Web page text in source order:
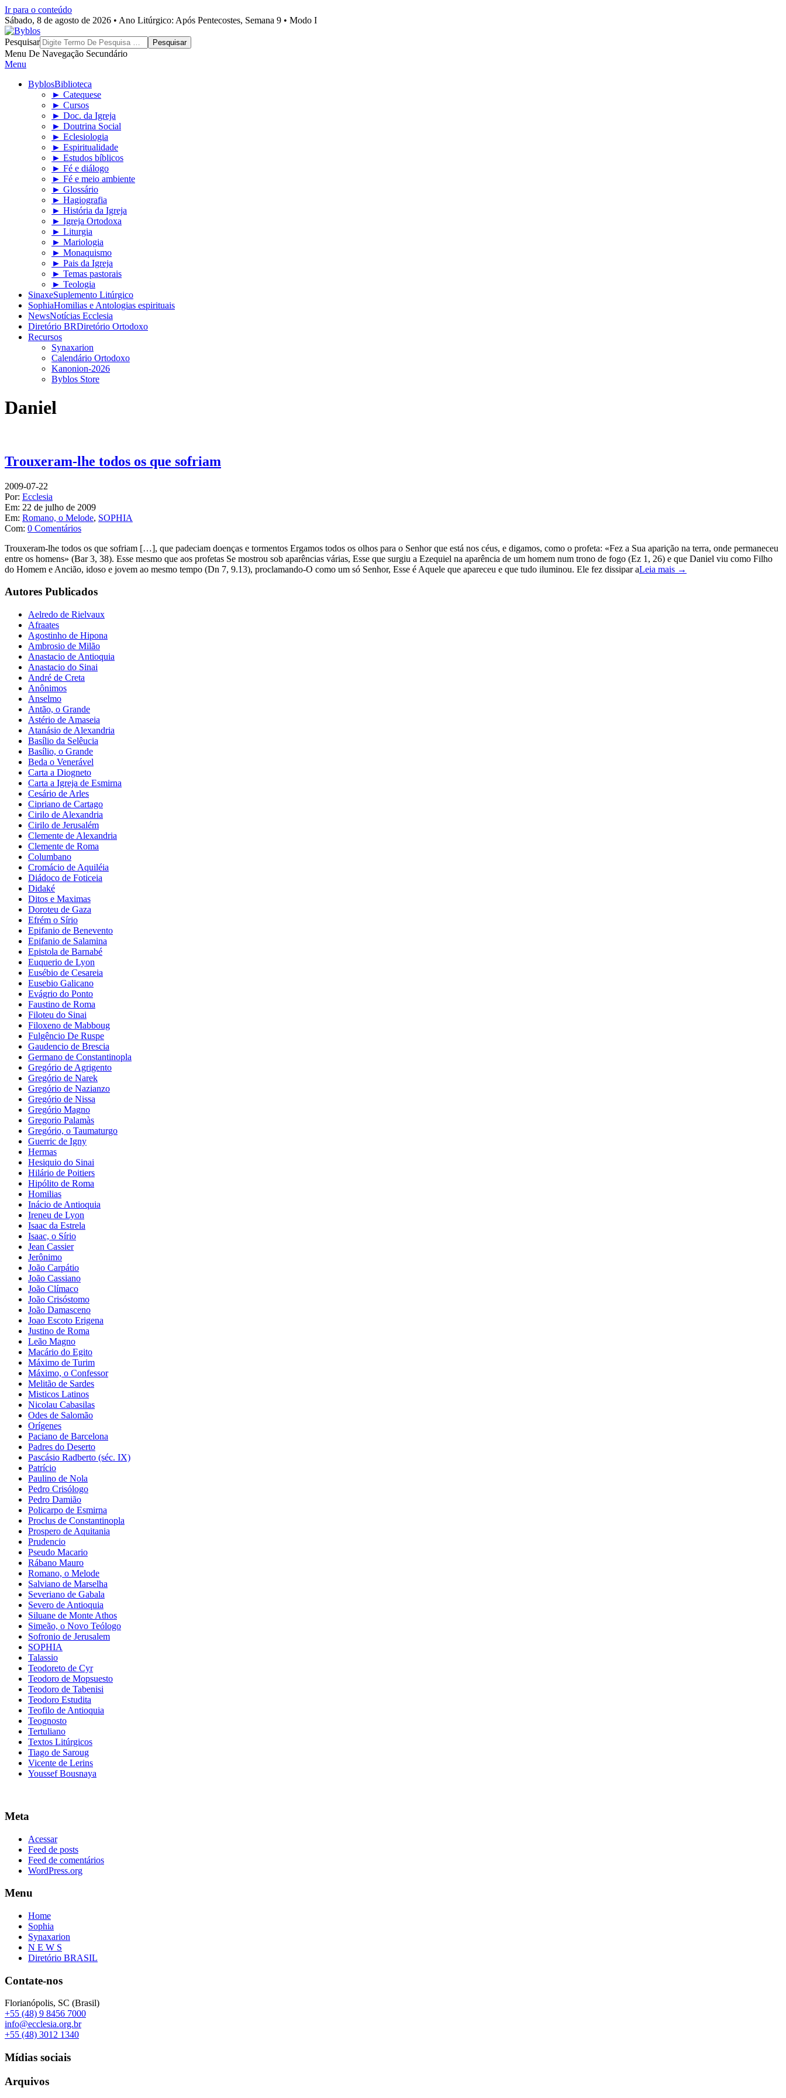
Ir para o conteúdo
Sábado, 8 de agosto de 2026 • Ano Litúrgico: Após Pentecostes, Semana 9 • Modo I
Byblos
Pesquisar
Menu De Navegação Secundário
Menu
ByblosBiblioteca
► Catequese
► Cursos
► Doc. da Igreja
► Doutrina Social
► Eclesiologia
► Espiritualidade
► Estudos bíblicos
► Fé e diálogo
► Fé e meio ambiente
► Glossário
► Hagiografia
► História da Igreja
► Igreja Ortodoxa
► Liturgia
► Mariologia
► Monaquismo
► Pais da Igreja
► Temas pastorais
► Teologia
SinaxeSuplemento Litúrgico
SophiaHomilias e Antologias espirituais
NewsNotícias Ecclesia
Diretório BRDiretório Ortodoxo
Recursos
Synaxarion
Calendário Ortodoxo
Kanonion-2026
Byblos Store
Daniel
Trouxeram-lhe todos os que sofriam
2009-07-22
Por: Ecclesia
Em: 22 de julho de 2009
Em: Romano, o Melode, SOPHIA
Com: 0 Comentários
Trouxeram-lhe todos os que sofriam […], que padeciam doenças e tormentos Ergamos todos os olhos para o Senhor que está nos céus, e digamos, como o profeta: «Fez a Sua aparição na terra, onde permaneceu
entre os homens» (Bar 3, 38). Esse mesmo que aos profetas Se mostrou sob aparências várias, Esse que surgiu a Ezequiel na aparência de um homem num trono de fogo (Ez 1, 26) e que Daniel viu como Filho
do Homem e Ancião, idoso e jovem ao mesmo tempo (Dn 7, 9.13), proclamando-O como um só Senhor, Esse é Aquele que apareceu e que tudo iluminou. Ele fez dissipar aLeia mais →
Autores Publicados
Aelredo de Rielvaux
Afraates
Agostinho de Hipona
Ambrosio de Milão
Anastacio de Antioquia
Anastacio do Sinai
André de Creta
Anônimos
Anselmo
Antão, o Grande
Astério de Amaseia
Atanásio de Alexandria
Basílio da Selêucia
Basílio, o Grande
Beda o Venerável
Carta a Diogneto
Carta a Igreja de Esmirna
Cesário de Arles
Cipriano de Cartago
Cirilo de Alexandria
Cirilo de Jerusalém
Clemente de Alexandria
Clemente de Roma
Columbano
Cromácio de Aquiléia
Diádoco de Foticeia
Didaké
Ditos e Maximas
Doroteu de Gaza
Efrém o Sírio
Epifanio de Benevento
Epifanio de Salamina
Epistola de Barnabé
Euquerio de Lyon
Eusébio de Cesareia
Eusebio Galicano
Evágrio do Ponto
Faustino de Roma
Filoteu do Sinai
Filoxeno de Mabboug
Fulgêncio De Ruspe
Gaudencio de Brescia
Germano de Constantinopla
Gregório de Agrigento
Gregório de Narek
Gregório de Nazianzo
Gregório de Nissa
Gregório Magno
Gregorio Palamàs
Gregório, o Taumaturgo
Guerric de Igny
Hermas
Hesiquio do Sinai
Hilário de Poitiers
Hipólito de Roma
Homilias
Inácio de Antioquia
Ireneu de Lyon
Isaac da Estrela
Isaac, o Sírio
Jean Cassier
Jerônimo
João Carpátio
João Cassiano
João Clímaco
João Crisóstomo
João Damasceno
Joao Escoto Erigena
Justino de Roma
Leão Magno
Macário do Egito
Máximo de Turim
Máximo, o Confessor
Melitão de Sardes
Misticos Latinos
Nicolau Cabasilas
Odes de Salomão
Orígenes
Paciano de Barcelona
Padres do Deserto
Pascásio Radberto (séc. IX)
Patrício
Paulino de Nola
Pedro Crisólogo
Pedro Damião
Policarpo de Esmirna
Proclus de Constantinopla
Prospero de Aquitania
Prudencio
Pseudo Macario
Rábano Mauro
Romano, o Melode
Salviano de Marselha
Severiano de Gabala
Severo de Antioquia
Siluane de Monte Athos
Simeão, o Novo Teólogo
Sofronio de Jerusalem
SOPHIA
Talassio
Teodoreto de Cyr
Teodoro de Mopsuesto
Teodoro de Tabenisi
Teodoro Estudita
Teofilo de Antioquia
Teognosto
Tertuliano
Textos Litúrgicos
Tiago de Saroug
Vicente de Lerins
Youssef Bousnaya
Meta
Acessar
Feed de posts
Feed de comentários
WordPress.org
Menu
Home
Sophia
Synaxarion
N E W S
Diretório BRASIL
Contate-nos
Florianópolis, SC (Brasil)
+55 (48) 9 8456 7000
info@ecclesia.org.br
+55 (48) 3012 1340
Mídias sociais
Arquivos